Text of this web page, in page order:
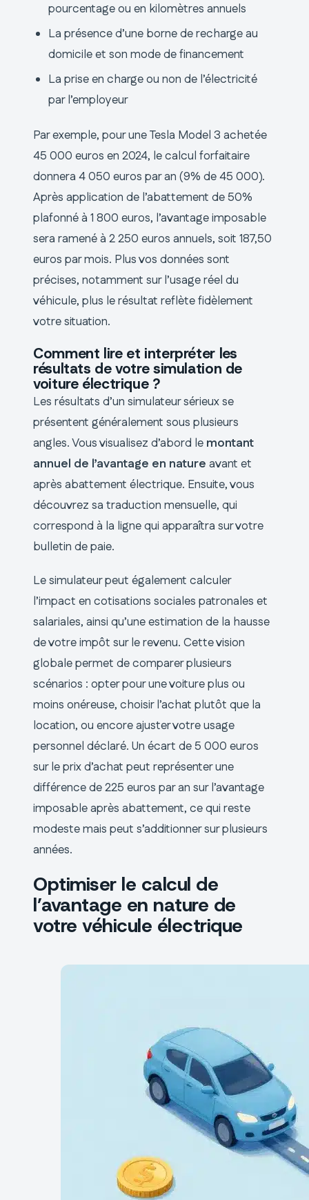
pourcentage ou en kilomètres annuels
La présence d’une borne de recharge au
domicile et son mode de financement
La prise en charge ou non de l’électricité
par l’employeur
Par exemple, pour une Tesla Model 3 achetée
45 000 euros en 2024, le calcul forfaitaire
donnera 4 050 euros par an (9% de 45 000).
Après application de l’abattement de 50%
plafonné à 1 800 euros, l’avantage imposable
sera ramené à 2 250 euros annuels, soit 187,50
euros par mois. Plus vos données sont
précises, notamment sur l’usage réel du
véhicule, plus le résultat reflète fidèlement
votre situation.
Comment lire et interpréter les
résultats de votre simulation de
voiture électrique ?
Les résultats d’un simulateur sérieux se
présentent généralement sous plusieurs
angles. Vous visualisez d’abord le montant
annuel de l’avantage en nature avant et
après abattement électrique. Ensuite, vous
découvrez sa traduction mensuelle, qui
correspond à la ligne qui apparaîtra sur votre
bulletin de paie.
Le simulateur peut également calculer
l’impact en cotisations sociales patronales et
salariales, ainsi qu’une estimation de la hausse
de votre impôt sur le revenu. Cette vision
globale permet de comparer plusieurs
scénarios : opter pour une voiture plus ou
moins onéreuse, choisir l’achat plutôt que la
location, ou encore ajuster votre usage
personnel déclaré. Un écart de 5 000 euros
sur le prix d’achat peut représenter une
différence de 225 euros par an sur l’avantage
imposable après abattement, ce qui reste
modeste mais peut s’additionner sur plusieurs
années.
Optimiser le calcul de
l’avantage en nature de
votre véhicule électrique